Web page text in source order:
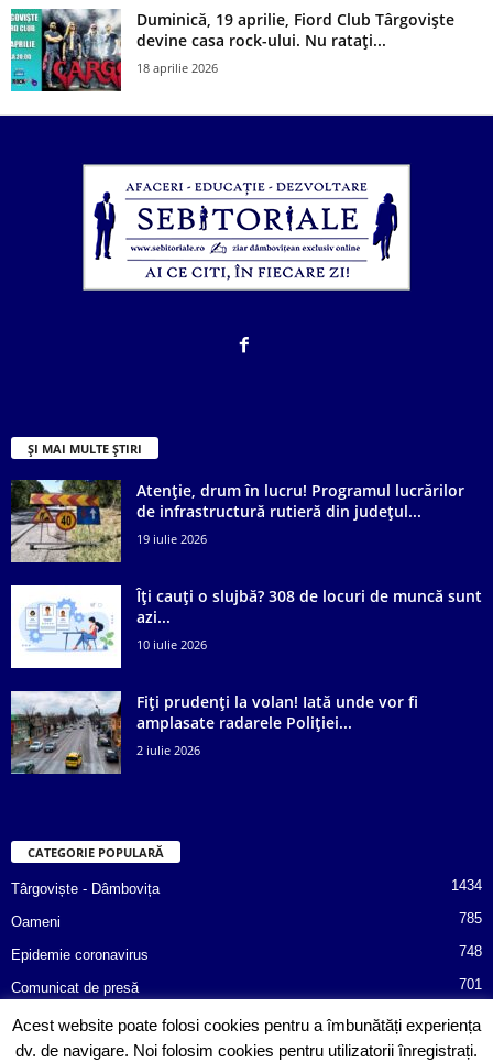
Duminică, 19 aprilie, Fiord Club Târgoviște
devine casa rock-ului. Nu ratați...
18 aprilie 2026
ȘI MAI MULTE ȘTIRI
Atenție, drum în lucru! Programul lucrărilor
de infrastructură rutieră din județul...
19 iulie 2026
Îți cauți o slujbă? 308 de locuri de muncă sunt
azi...
10 iulie 2026
Fiți prudenți la volan! Iată unde vor fi
amplasate radarele Poliției...
2 iulie 2026
CATEGORIE POPULARĂ
Târgoviște - Dâmbovița 1434
Oameni 785
Epidemie coronavirus 748
Comunicat de presă 701
Afaceri 487
Poliția informează! 366
Acest website poate folosi cookies pentru a îmbunătăți experiența
dv. de navigare. Noi folosim cookies pentru utilizatorii înregistrați.